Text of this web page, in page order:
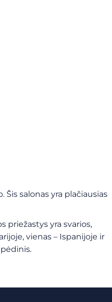
salonas yra plačiausias
priežastys yra svarios,
vienas – Ispanijoje ir